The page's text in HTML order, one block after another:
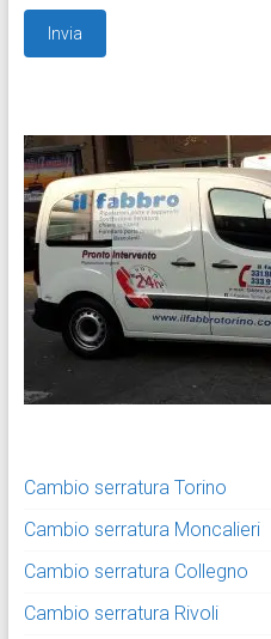
Cambio serratura Torino
Cambio serratura Moncalieri
Cambio serratura Collegno
Cambio serratura Rivoli